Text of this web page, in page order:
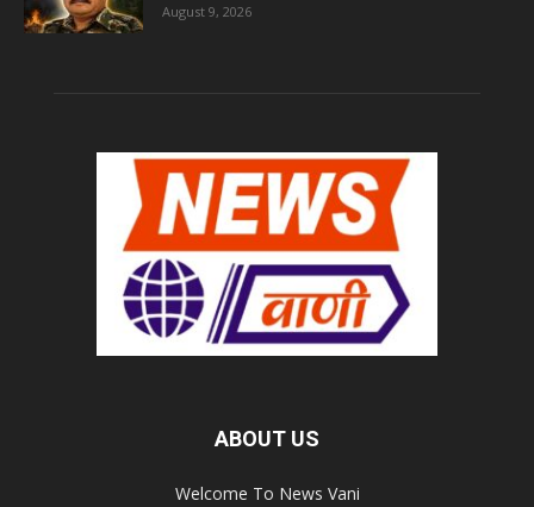
August 9, 2026
ABOUT US
Welcome To News Vani